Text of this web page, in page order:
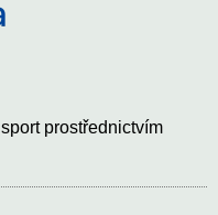
prostřednictvím